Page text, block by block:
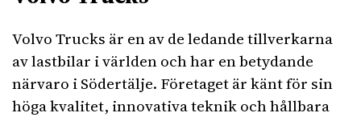
Volvo Trucks är en av de ledande tillverkarna
av lastbilar i världen och har en betydande
närvaro i Södertälje. Företaget är känt för sin
höga kvalitet, innovativa teknik och hållbara